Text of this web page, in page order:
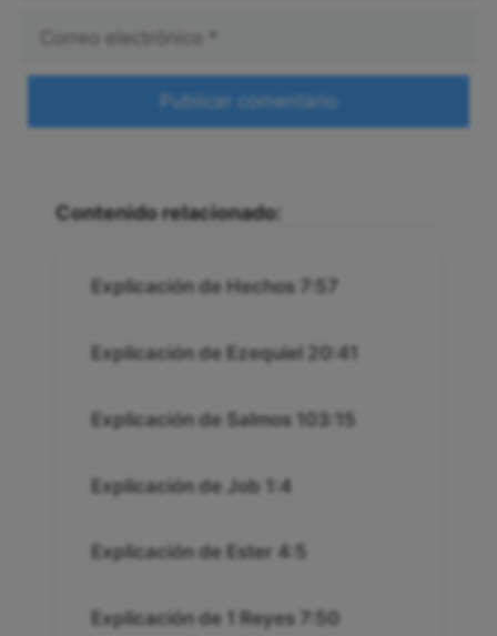
Contenido relacionado:
Explicación de Hechos 7:57
Explicación de Ezequiel 20:41
Explicación de Salmos 103:15
Explicación de Job 1:4
Explicación de Ester 4:5
Explicación de 1 Reyes 7:50